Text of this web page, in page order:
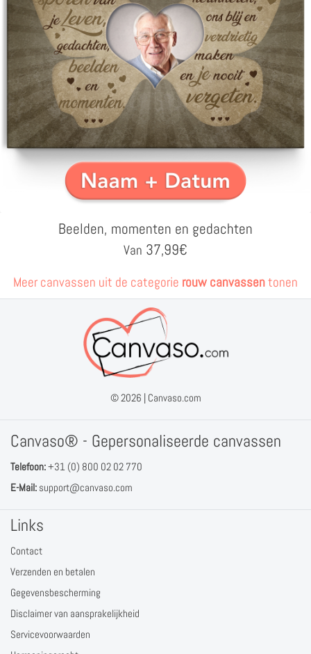
Beelden, momenten en gedachten
Van 37,99€
Meer canvassen uit de categorie rouw canvassentonen
© 2026 | Canvaso.com
Canvaso® - Gepersonaliseerde canvassen
Telefoon:+31 (0) 800 02 02 770
E-Mail: support@canvaso.com
Links
Contact
Verzenden en betalen
Gegevensbescherming
Disclaimer van aansprakelijkheid
Servicevoorwaarden